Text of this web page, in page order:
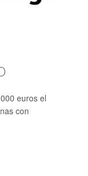
euros el
con